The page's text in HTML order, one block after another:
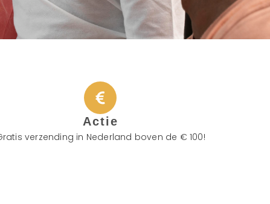
Actie
verzending in Nederland boven de € 100!